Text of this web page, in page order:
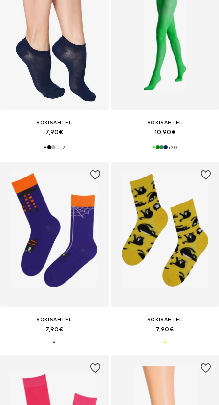
SOKISAHTEL
7,90€
+2
SOKISAHTEL
10,90€
+20
SOKISAHTEL
7,90€
SOKISAHTEL
7,90€